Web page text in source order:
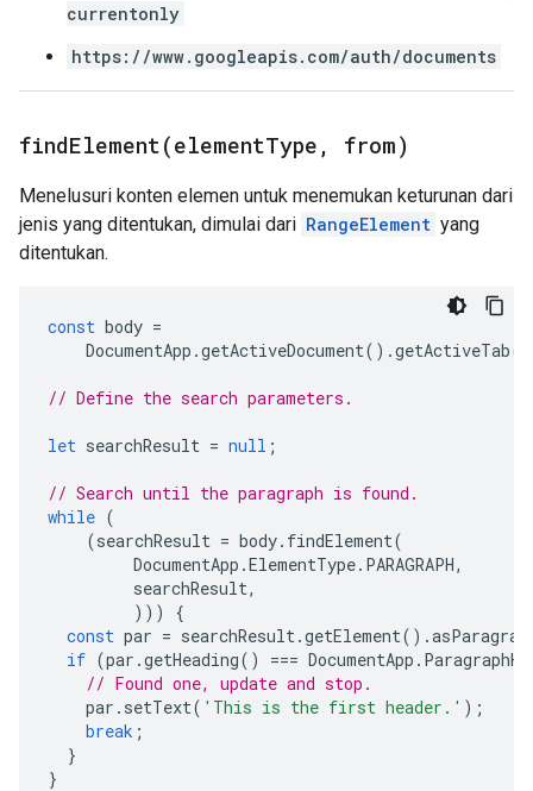
currentonly
https://www.googleapis.com/auth/documents
findElement(elementType , from)
Menelusuri konten elemen untuk menemukan keturunan dari
jenis yang ditentukan, dimulai dari RangeElement yang
ditentukan.
const body =
DocumentApp .getActiveDocument().getActiveTab
// Define the search parameters.
let searchResult = null ;
// Search until the paragraph is found.
while (
(searchResult = body. findElement(
DocumentApp .ElementType. PARAGRAPH,
searchResult,
)))
{
const par = searchResult.getElement().
if (par .getHeading() === DocumentApp .
// Found one, update and stop.
par . setText( 'This is the first header.' );
break ;
}
}